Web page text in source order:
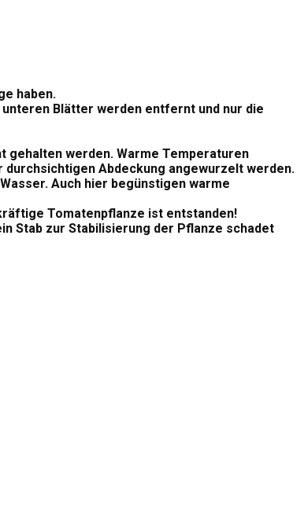
haben.
Blätter werden entfernt und nur die
gehalten werden. Warme Temperaturen
durchsichtigen Abdeckung angewurzelt werden.
Auch hier begünstigen warme
Tomatenpflanze ist entstanden!
Stab zur Stabilisierung der Pflanze schadet